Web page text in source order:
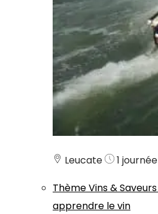
Leucate
1 journée
ThèmeVins & Saveurs
apprendre le vin